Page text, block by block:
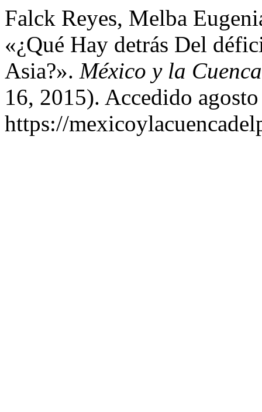
Falck Reyes, Melba
«¿Qué Hay detrás Del
Asia?». México y la
16, 2015). Accedido
https://